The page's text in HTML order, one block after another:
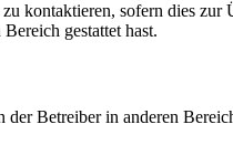
kontaktieren, sofern dies
gestattet hast.
Betreiber in anderen